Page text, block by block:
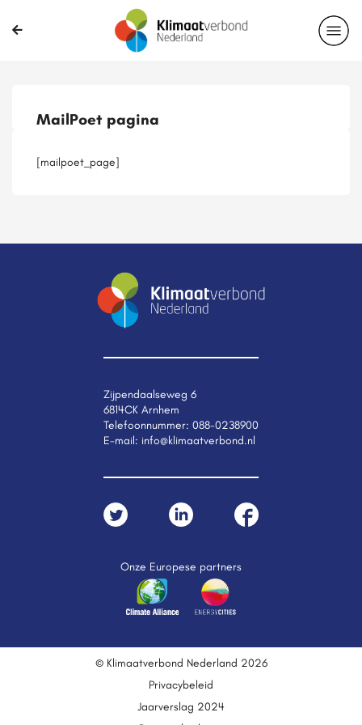
Casussen
MailPoet pagina
[mailpoet_page]
Zijpendaalseweg 6
6814CK Arnhem
Telefoonnummer: 088-0238900
E-mail: info@klimaatverbond.nl
Onze Europese partners
© Klimaatverbond Nederland 2026
Privacybeleid
Jaarverslag 2024